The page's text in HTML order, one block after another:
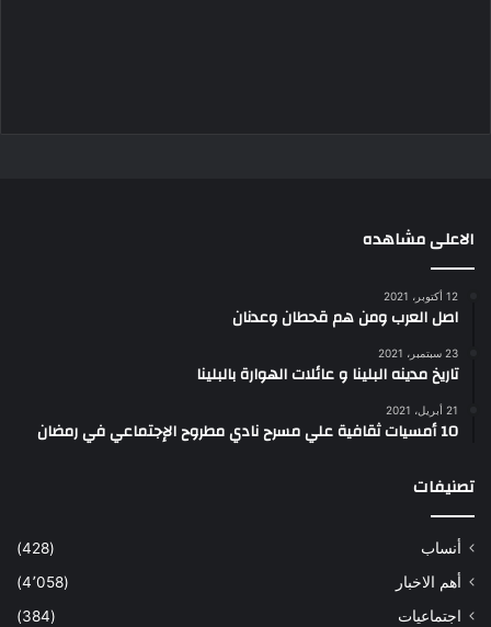
الاعلى مشاهده
12 أكتوبر، 2021
اصل العرب ومن هم قحطان وعدنان
23 سبتمبر، 2021
تاريخ مدينه البلينا و عائلات الهوارة بالبلينا
21 أبريل، 2021
10 أمسيات ثقافية علي مسرح نادي مطروح الإجتماعي في رمضان
تصنيفات
أنساب
(428)
أهم الاخبار
(4٬058)
اجتماعيات
(384)